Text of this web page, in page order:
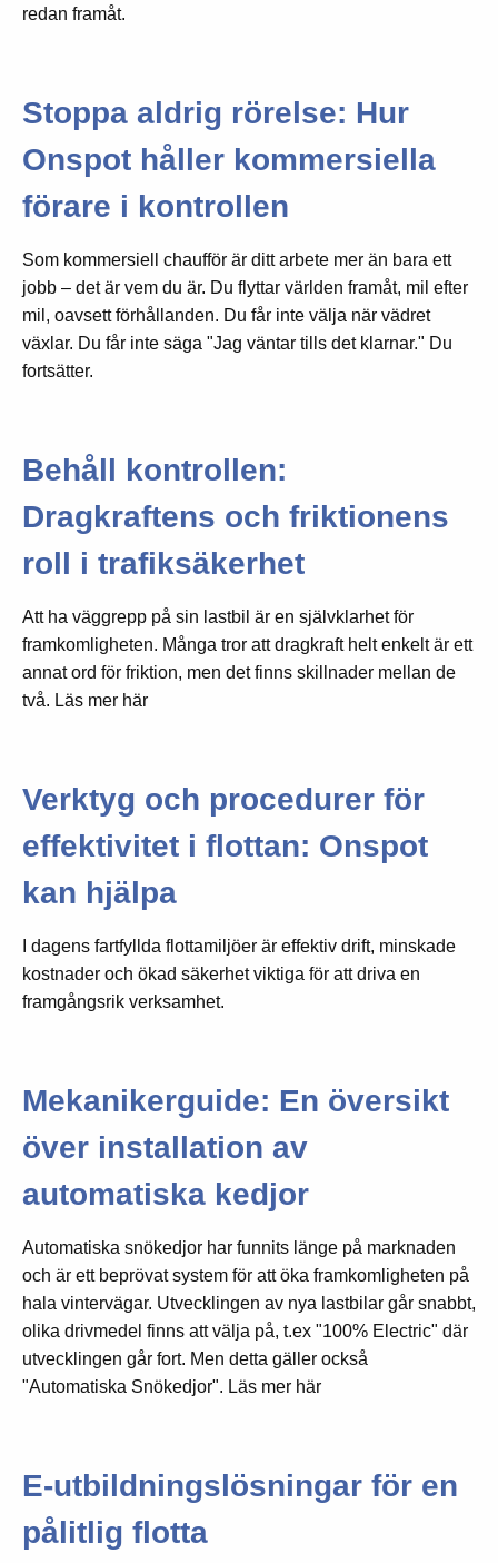
redan framåt.
Stoppa aldrig rörelse: Hur
Onspot håller kommersiella
förare i kontrollen
Som kommersiell chaufför är ditt arbete mer än bara ett
jobb – det är vem du är. Du flyttar världen framåt, mil efter
mil, oavsett förhållanden. Du får inte välja när vädret
växlar. Du får inte säga "Jag väntar tills det klarnar." Du
fortsätter.
Behåll kontrollen:
Dragkraftens och friktionens
roll i trafiksäkerhet
Att ha väggrepp på sin lastbil är en självklarhet för
framkomligheten. Många tror att dragkraft helt enkelt är ett
annat ord för friktion, men det finns skillnader mellan de
två. Läs mer här
Verktyg och procedurer för
effektivitet i flottan: Onspot
kan hjälpa
I dagens fartfyllda flottamiljöer är effektiv drift, minskade
kostnader och ökad säkerhet viktiga för att driva en
framgångsrik verksamhet.
Mekanikerguide: En översikt
över installation av
automatiska kedjor
Automatiska snökedjor har funnits länge på marknaden
och är ett beprövat system för att öka framkomligheten på
hala vintervägar. Utvecklingen av nya lastbilar går snabbt,
olika drivmedel finns att välja på, t.ex "100% Electric" där
utvecklingen går fort. Men detta gäller också
"Automatiska Snökedjor". Läs mer här
E-utbildningslösningar för en
pålitlig flotta